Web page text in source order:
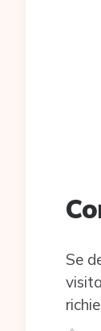
Se